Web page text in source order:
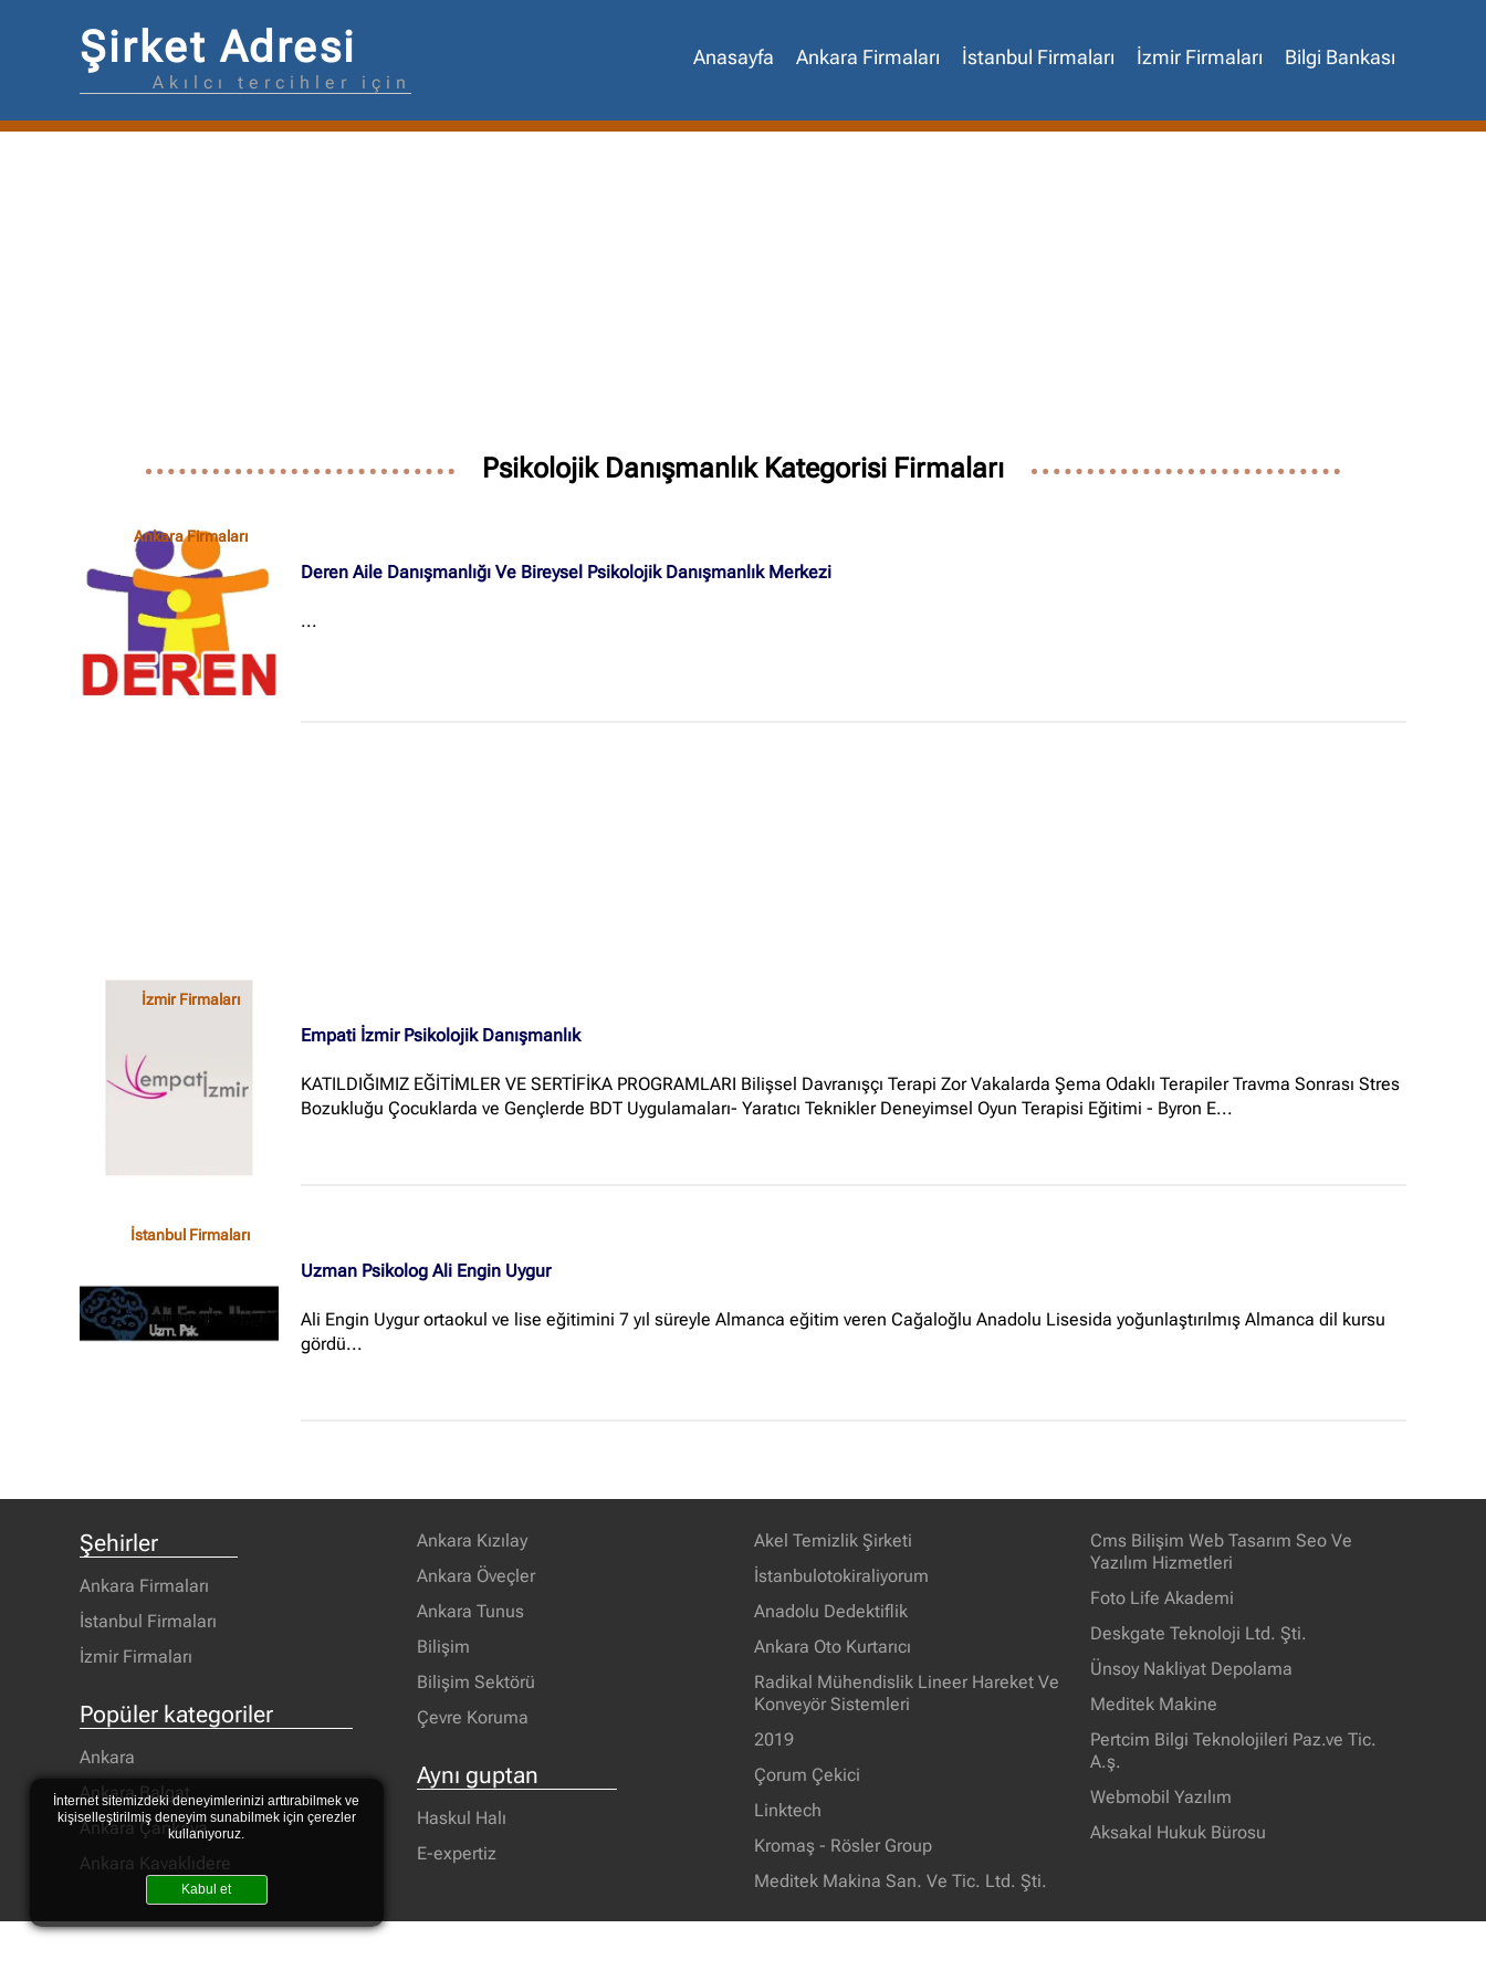
Şirket Adresi
Akılcı tercihler için
Anasayfa Ankara Firmaları İstanbul Firmaları İzmir Firmaları Bilgi Bankası
Psikolojik Danışmanlık Kategorisi Firmaları
Ankara Firmaları
Deren Aile Danışmanlığı Ve Bireysel Psikolojik Danışmanlık Merkezi
...
İzmir Firmaları
Empati İzmir Psikolojik Danışmanlık
KATILDIĞIMIZ EĞİTİMLER VE SERTİFİKA PROGRAMLARI Bilişsel Davranışçı Terapi Zor Vakalarda Şema Odaklı Terapiler Travma Sonrası Stres
Bozukluğu Çocuklarda ve Gençlerde BDT Uygulamaları- Yaratıcı Teknikler Deneyimsel Oyun Terapisi Eğitimi - Byron E...
İstanbul Firmaları
Uzman Psikolog Ali Engin Uygur
Ali Engin Uygur ortaokul ve lise eğitimini 7 yıl süreyle Almanca eğitim veren Cağaloğlu Anadolu Lisesida yoğunlaştırılmış Almanca dil kursu
gördü...
Şehirler
Ankara Firmaları
İstanbul Firmaları
İzmir Firmaları
Popüler kategoriler
Ankara
Ankara Balgat
Ankara Çankaya
Ankara Kavaklıdere
Ankara Kızılay
Ankara Öveçler
Ankara Tunus
Bilişim
Bilişim Sektörü
Çevre Koruma
Aynı guptan
Haskul Halı
E-expertiz
Akel Temizlik Şirketi
İstanbulotokiraliyorum
Anadolu Dedektiflik
Ankara Oto Kurtarıcı
Radikal Mühendislik Lineer Hareket Ve
Konveyör Sistemleri
2019
Çorum Çekici
Linktech
Kromaş - Rösler Group
Meditek Makina San. Ve Tic. Ltd. Şti.
Cms Bilişim Web Tasarım Seo Ve
Yazılım Hizmetleri
Foto Life Akademi
Deskgate Teknoloji Ltd. Şti.
Ünsoy Nakliyat Depolama
Meditek Makine
Pertcim Bilgi Teknolojileri Paz.ve Tic.
A.ş.
Webmobil Yazılım
Aksakal Hukuk Bürosu
İçerik grupları
İnternet sitemizdeki deneyimlerinizi arttırabilmek ve
kişiselleştirilmiş deneyim sunabilmek için çerezler
kullanıyoruz.
Kabul et